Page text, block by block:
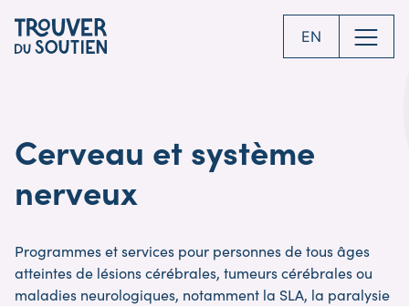
to
main
EN
Cerveau et système
nerveux
Programmes et services pour personnes de tous âges
atteintes de lésions cérébrales, tumeurs cérébrales ou
maladies neurologiques, notamment la SLA, la paralysie